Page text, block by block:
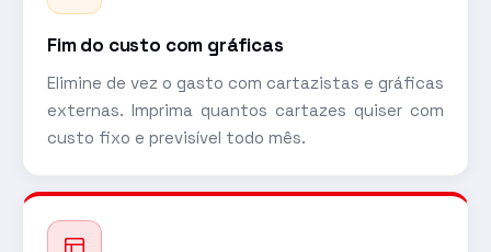
Fim do custo com gráficas
Elimine de vez o gasto com cartazistas e gráficas
externas. Imprima quantos cartazes quiser com
custo fixo e previsível todo mês.